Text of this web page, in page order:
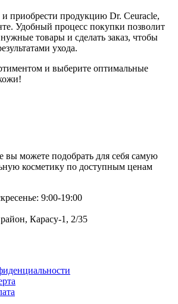
приобрести продукцию Dr. Ceuracle,
Удобный процесс покупки позволит
товары и сделать заказ, чтобы
ухода.
и выберите оптимальные
вы можете подобрать для себя самую
косметику по доступным ценам
9:00-19:00
Карасу-1, 2/35